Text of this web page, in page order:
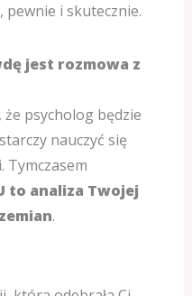
pewnie i skutecznie.
jest rozmowa z
że psycholog będzie
nauczyć się
Tymczasem
to analiza Twojej
.